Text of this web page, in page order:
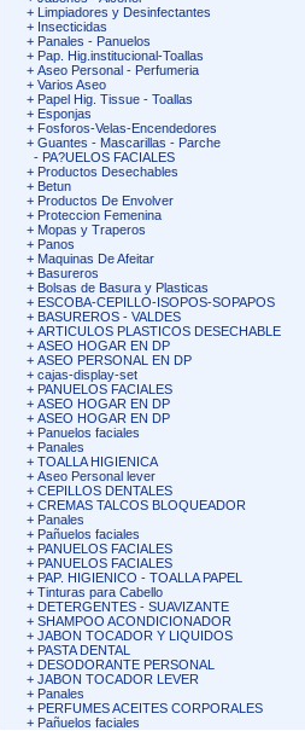
+ Limpiadores y Desinfectantes
+ Insecticidas
+ Panales - Panuelos
+ Pap. Hig.institucional-Toallas
+ Aseo Personal - Perfumeria
+ Varios Aseo
+ Papel Hig. Tissue - Toallas
+ Esponjas
+ Fosforos-Velas-Encendedores
+ Guantes - Mascarillas - Parche
- PA?UELOS FACIALES
+ Productos Desechables
+ Betun
+ Productos De Envolver
+ Proteccion Femenina
+ Mopas y Traperos
+ Panos
+ Maquinas De Afeitar
+ Basureros
+ Bolsas de Basura y Plasticas
+ ESCOBA-CEPILLO-ISOPOS-SOPAPOS
+ BASUREROS - VALDES
+ ARTICULOS PLASTICOS DESECHABLE
+ ASEO HOGAR EN DP
+ ASEO PERSONAL EN DP
+ cajas-display-set
+ PANUELOS FACIALES
+ ASEO HOGAR EN DP
+ ASEO HOGAR EN DP
+ Panuelos faciales
+ Panales
+ TOALLA HIGIENICA
+ Aseo Personal lever
+ CEPILLOS DENTALES
+ CREMAS TALCOS BLOQUEADOR
+ Panales
+ Pañuelos faciales
+ PANUELOS FACIALES
+ PANUELOS FACIALES
+ PAP. HIGIENICO - TOALLA PAPEL
+ Tinturas para Cabello
+ DETERGENTES - SUAVIZANTE
+ SHAMPOO ACONDICIONADOR
+ JABON TOCADOR Y LIQUIDOS
+ PASTA DENTAL
+ DESODORANTE PERSONAL
+ JABON TOCADOR LEVER
+ Panales
+ PERFUMES ACEITES CORPORALES
+ Pañuelos faciales